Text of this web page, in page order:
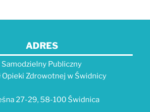
ADRES
Samodzielny Publiczny
Opieki Zdrowotnej w Świdnicy
27-29, 58-100 Świdnica